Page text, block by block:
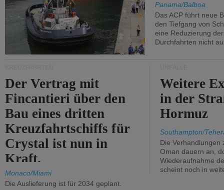
Panama/Balboa
Das ACP führt neue
den Tiefgang von
eine Reduzierung
Durchfahrten nicht
Der Vertrag mit
Fincantieri über den
Bau eines dritten
Kreuzfahrtschiffs für
Crystal ist nun in
Kraft.
Monaco/Miami
Die Auslieferung ist für 2034 geplant.
Weitere
in der
Hormuz
Southampton/
Die Verhandlungen
Oman dauern an,
Wiederaufnahme
scheint noch in